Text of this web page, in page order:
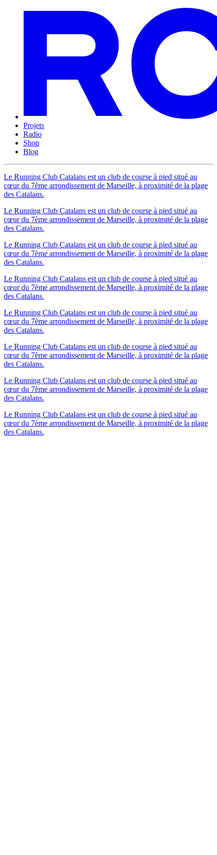
Projets
Radio
Shop
Blog
Le Running Club Catalans est un club de course à pied situé au
cœur du 7ème arrondissement de Marseille, à proximité de la plage
des Catalans.
Le Running Club Catalans est un club de course à pied situé au
cœur du 7ème arrondissement de Marseille, à proximité de la plage
des Catalans.
Le Running Club Catalans est un club de course à pied situé au
cœur du 7ème arrondissement de Marseille, à proximité de la plage
des Catalans.
Le Running Club Catalans est un club de course à pied situé au
cœur du 7ème arrondissement de Marseille, à proximité de la plage
des Catalans.
Le Running Club Catalans est un club de course à pied situé au
cœur du 7ème arrondissement de Marseille, à proximité de la plage
des Catalans.
Le Running Club Catalans est un club de course à pied situé au
cœur du 7ème arrondissement de Marseille, à proximité de la plage
des Catalans.
Le Running Club Catalans est un club de course à pied situé au
cœur du 7ème arrondissement de Marseille, à proximité de la plage
des Catalans.
Le Running Club Catalans est un club de course à pied situé au
cœur du 7ème arrondissement de Marseille, à proximité de la plage
des Catalans.